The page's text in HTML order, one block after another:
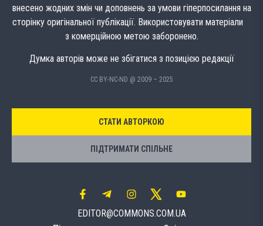
внесено жодних змін чи доповнень за умови гіперпосилання на
сторінку оригінальної публікації. Використовувати матеріали
з комерційною метою заборонено.
Думка авторів може не збігатися з позицією редакції
CC BY-NC-ND @ 2009 – 2025
СТАТИ АВТОРКОЮ
ПІДТРИМАТИ СПІЛЬНЕ
EDITOR@COMMONS.COM.UA